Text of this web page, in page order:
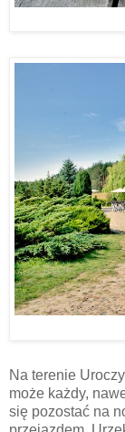
Na terenie
może każdy,
się pozostać na